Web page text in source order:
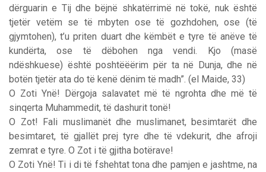
dërguarin e Tij dhe bëjnë shkatërrimë në tokë, nuk është
tjetër vetëm se të mbyten ose të gozhdohen, ose (të
gjymtohen), t’u priten duart dhe këmbët e tyre të anëve të
kundërta, ose të dëbohen nga vendi. Kjo (masë
ndëshkuese) është poshtëëërim për ta në Dunja, dhe në
botën tjetër ata do të kenë dënim të madh”. (el Maide, 33)
O Zoti Ynë! Dërgoja salavatet më të ngrohta dhe më të
sinqerta Muhammedit, të dashurit tonë!
O Zot! Fali muslimanët dhe muslimanet, besimtarët dhe
besimtaret, të gjallët prej tyre dhe të vdekurit, dhe afroji
zemrat e tyre. O Zot i të gjitha botërave!
O Zoti Ynë! Ti i di të fshehtat tona dhe pamjen e jashtme, na